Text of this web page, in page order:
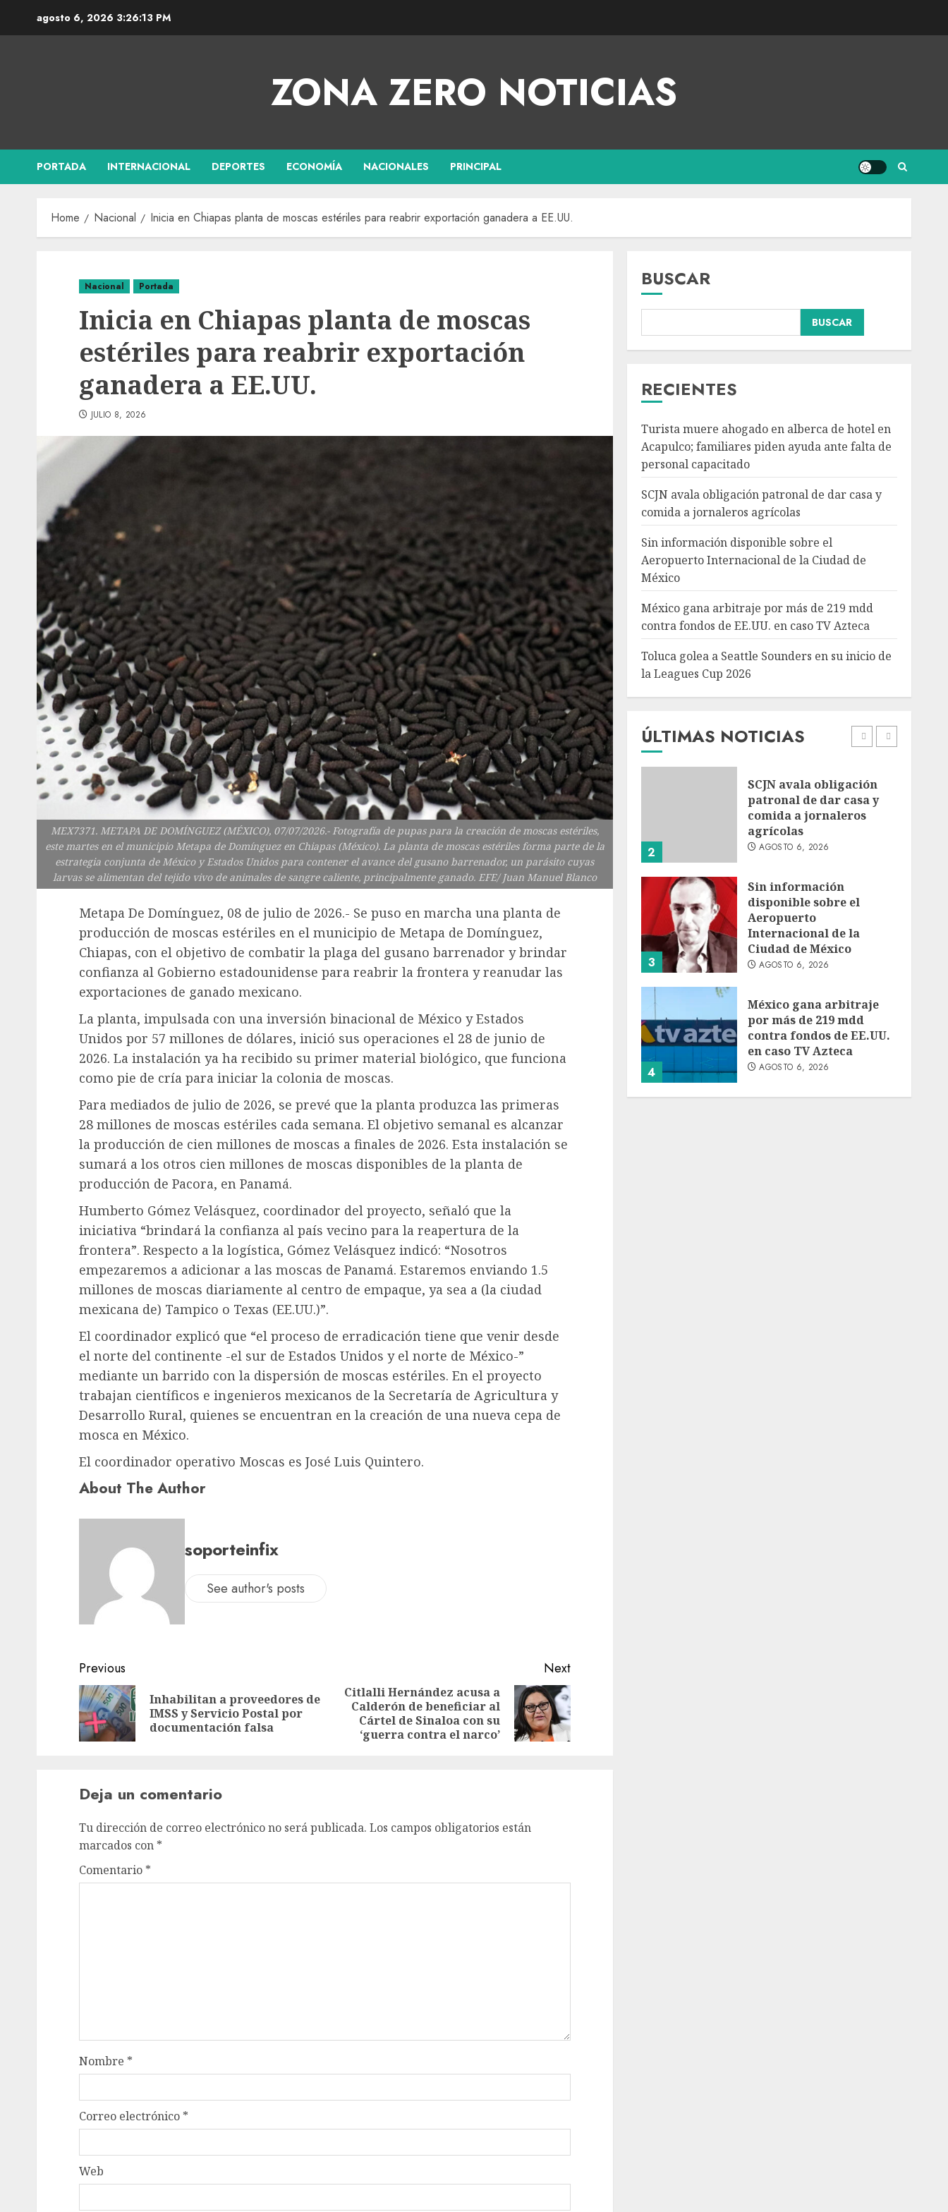
agosto 6, 2026 3:26:14 PM
ZONA ZERO NOTICIAS
PORTADA INTERNACIONAL DEPORTES ECONOMÍA NACIONALES PRINCIPAL
Home Nacional Inicia en Chiapas planta de moscas estériles para reabrir exportación ganadera a EE.UU.
Nacional Portada
Inicia en Chiapas planta de moscas
estériles para reabrir exportación
ganadera a EE.UU.
JULIO 8, 2026
MEX7371. METAPA DE DOMÍNGUEZ (MÉXICO), 07/07/2026.- Fotografía de pupas para la creación de moscas estériles,
este martes en el municipio Metapa de Domínguez en Chiapas (México). La planta de moscas estériles forma parte de la
estrategia conjunta de México y Estados Unidos para contener el avance del gusano barrenador, un parásito cuyas
larvas se alimentan del tejido vivo de animales de sangre caliente, principalmente ganado. EFE/ Juan Manuel Blanco
Metapa De Domínguez, 08 de julio de 2026.- Se puso en marcha una planta de
producción de moscas estériles en el municipio de Metapa de Domínguez,
Chiapas, con el objetivo de combatir la plaga del gusano barrenador y brindar
confianza al Gobierno estadounidense para reabrir la frontera y reanudar las
exportaciones de ganado mexicano.
La planta, impulsada con una inversión binacional de México y Estados
Unidos por 57 millones de dólares, inició sus operaciones el 28 de junio de
2026. La instalación ya ha recibido su primer material biológico, que funciona
como pie de cría para iniciar la colonia de moscas.
Para mediados de julio de 2026, se prevé que la planta produzca las primeras
28 millones de moscas estériles cada semana. El objetivo semanal es alcanzar
la producción de cien millones de moscas a finales de 2026. Esta instalación se
sumará a los otros cien millones de moscas disponibles de la planta de
producción de Pacora, en Panamá.
Humberto Gómez Velásquez, coordinador del proyecto, señaló que la
iniciativa “brindará la confianza al país vecino para la reapertura de la
frontera”. Respecto a la logística, Gómez Velásquez indicó: “Nosotros
empezaremos a adicionar a las moscas de Panamá. Estaremos enviando 1.5
millones de moscas diariamente al centro de empaque, ya sea a (la ciudad
mexicana de) Tampico o Texas (EE.UU.)”.
El coordinador explicó que “el proceso de erradicación tiene que venir desde
el norte del continente -el sur de Estados Unidos y el norte de México-”
mediante un barrido con la dispersión de moscas estériles. En el proyecto
trabajan científicos e ingenieros mexicanos de la Secretaría de Agricultura y
Desarrollo Rural, quienes se encuentran en la creación de una nueva cepa de
mosca en México.
El coordinador operativo Moscas es José Luis Quintero.
About The Author
soporteinfix
See author's posts
Previous
Inhabilitan a proveedores de
IMSS y Servicio Postal por
documentación falsa
Next
Citlalli Hernández acusa a
Calderón de beneficiar al
Cártel de Sinaloa con su
‘guerra contra el narco’
Deja un comentario
Tu dirección de correo electrónico no será publicada. Los campos obligatorios están
marcados con *
Comentario *
Nombre *
Correo electrónico *
Web
BUSCAR
BUSCAR
RECIENTES
Turista muere ahogado en alberca de hotel en
Acapulco; familiares piden ayuda ante falta de
personal capacitado
SCJN avala obligación patronal de dar casa y
comida a jornaleros agrícolas
Sin información disponible sobre el
Aeropuerto Internacional de la Ciudad de
México
México gana arbitraje por más de 219 mdd
contra fondos de EE.UU. en caso TV Azteca
Toluca golea a Seattle Sounders en su inicio de
la Leagues Cup 2026
ÚLTIMAS NOTICIAS
Sin información
disponible sobre el
4
México gana arbitraje
por más de 219 mdd
en caso TV Azteca
AGOSTO 6, 2026
5
Sounders en su inicio de
la Leagues Cup 2026
AGOSTO 6, 2026
1
Turista muere ahogado
en alberca de hotel en
Acapulco; familiares
personal capacitado
AGOSTO 6, 2026
2
SCJN avala obligación
patronal de dar casa y
comida a jornaleros
agrícolas
AGOSTO 6, 2026
3
Sin información
disponible sobre el
Aeropuerto
Internacional de la
Ciudad de México
AGOSTO 6, 2026
4
México gana arbitraje
por más de 219 mdd
contra fondos de EE.UU.
en caso TV Azteca
AGOSTO 6, 2026